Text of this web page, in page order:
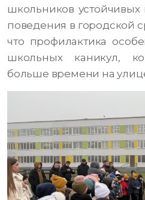
школьников устойчивых
поведения в городской
что профилактика
школьных каникул,
больше времени на